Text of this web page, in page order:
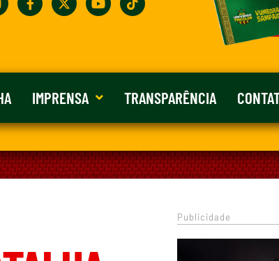
IMPRENSA TRANSPARÊNCIA
Publicidade